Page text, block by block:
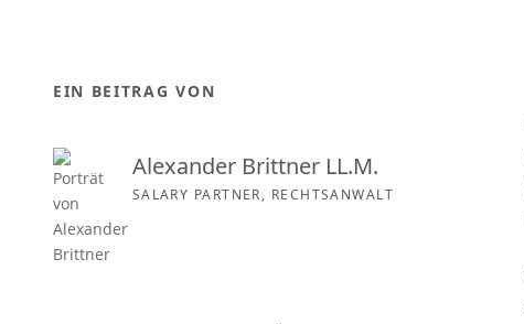
EIN BEITRAG VON
Alexander Brittner LL.M.
SALARY PARTNER, RECHTSANWALT